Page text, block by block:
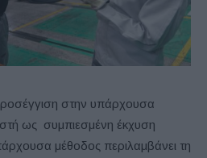
στην υπάρχουσα
ως συμπιεσμένη έκχυση
μέθοδος περιλαμβάνει τη